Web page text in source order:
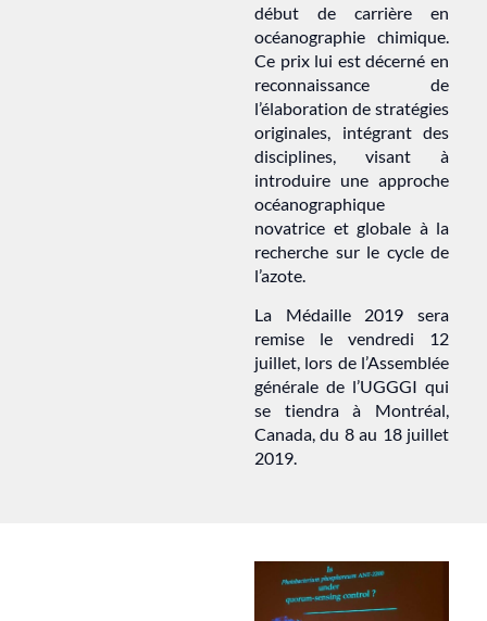
début de carrière en
océanographie chimique.
Ce prix lui est décerné en
reconnaissance de
l’élaboration de stratégies
originales, intégrant des
disciplines, visant à
introduire une approche
océanographique
novatrice et globale à la
recherche sur le cycle de
l’azote.
La Médaille 2019 sera
remise le vendredi 12
juillet, lors de l’Assemblée
générale de l’UGGGI qui
se tiendra à Montréal,
Canada, du 8 au 18 juillet
2019.